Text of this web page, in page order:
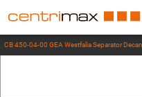
CB 450-04-00 GEA Westfalia Separator